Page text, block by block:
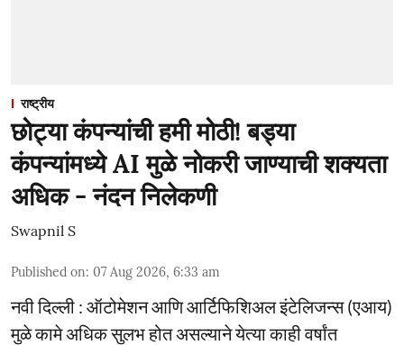
राष्ट्रीय
छोट्या कंपन्यांची हमी मोठी! बड्या
कंपन्यांमध्ये AI मुळे नोकरी जाण्याची शक्यता
अधिक - नंदन निलेकणी
Swapnil S
Published on: 07 Aug 2026, 6:33 am
नवी दिल्ली : ऑटोमेशन आणि आर्टिफिशिअल इंटेलिजन्स (एआय)
मुळे कामे अधिक सुलभ होत असल्याने येत्या काही वर्षांत